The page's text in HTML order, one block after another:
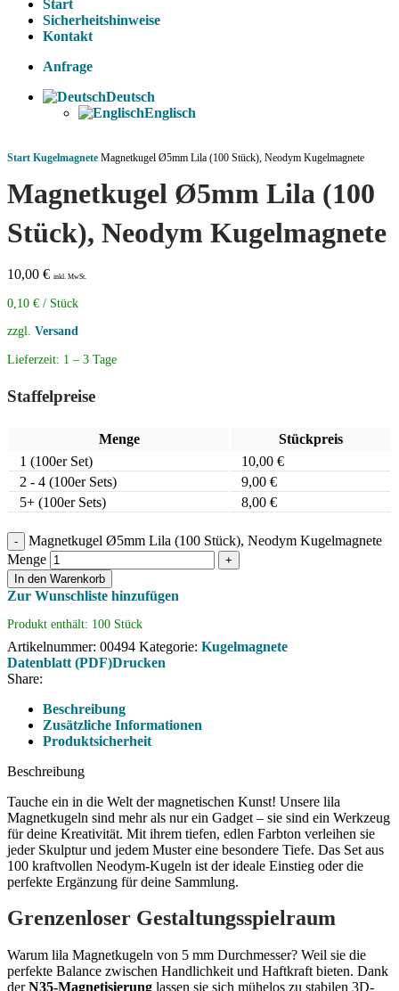
Start
Sicherheitshinweise
Kontakt
Anfrage
Deutsch
Englisch
Start Kugelmagnete Magnetkugel Ø5mm Lila (100 Stück), Neodym Kugelmagnete
Magnetkugel Ø5mm Lila (100
Stück), Neodym Kugelmagnete
10,00 € inkl. MwSt.
0,10 € / Stück
zzgl. Versand
Lieferzeit: 1 – 3 Tage
Staffelpreise
Menge
Stückpreis
1 (100er Set) 10,00 €
2 - 4 (100er Sets)
9,00 €
5+ (100er Sets)
8,00 €
Magnetkugel Ø5mm Lila (100 Stück), Neodym Kugelmagnete
Menge
In den Warenkorb
Zur Wunschliste hinzufügen
Produkt enthält: 100 Stück
Artikelnummer: 00494 Kategorie: Kugelmagnete
Datenblatt (PDF)Drucken
Share:
Beschreibung
Zusätzliche Informationen
Produktsicherheit
Beschreibung
Tauche ein in die Welt der magnetischen Kunst! Unsere lila
Magnetkugeln sind mehr als nur ein Gadget – sie sind ein Werkzeug
für deine Kreativität. Mit ihrem tiefen, edlen Farbton verleihen sie
jeder Skulptur und jedem Muster eine besondere Tiefe. Das Set aus
100 kraftvollen Neodym-Kugeln ist der ideale Einstieg oder die
perfekte Ergänzung für deine Sammlung.
Grenzenloser Gestaltungsspielraum
Warum lila Magnetkugeln von 5 mm Durchmesser? Weil sie die
perfekte Balance zwischen Handlichkeit und Haftkraft bieten. Dank
derN35-Magnetisierung lassen sie sich mühelos zu stabilen 3D-